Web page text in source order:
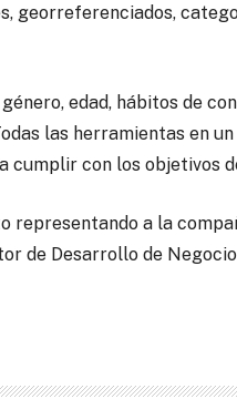
georreferenciados,
edad, hábitos de
las herramientas en
cumplir con los objetivos
representando a la
de Desarrollo de